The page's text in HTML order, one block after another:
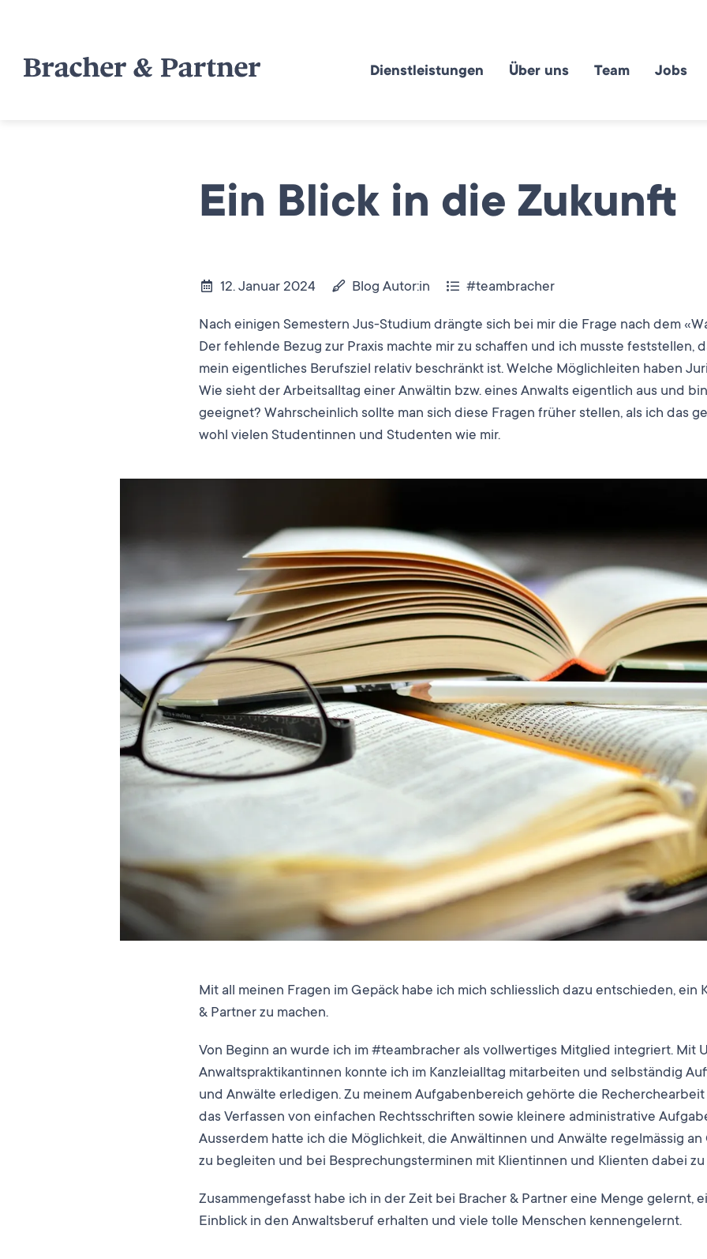
Dienstleistungen Über uns Team Jobs
Ein Blick in die Zukunft
12. Januar 2024 Blog Autor:in #teambracher
Nach einigen Semestern Jus-Studium drängte sich bei mir die Frage nach dem
Der fehlende Bezug zur Praxis machte mir zu schaffen und ich musste feststellen,
mein eigentliches Berufsziel relativ beschränkt ist. Welche Möglichleiten haben
Wie sieht der Arbeitsalltag einer Anwältin bzw. eines Anwalts eigentlich aus und
geeignet? Wahrscheinlich sollte man sich diese Fragen früher stellen, als ich das
wohl vielen Studentinnen und Studenten wie mir.
Mit all meinen Fragen im Gepäck habe ich mich schliesslich dazu entschieden, ein
& Partner zu machen.
Von Beginn an wurde ich im #teambracher als vollwertiges Mitglied integriert. Mit
Anwaltspraktikantinnen konnte ich im Kanzleialltag mitarbeiten und selbständig
und Anwälte erledigen. Zu meinem Aufgabenbereich gehörte die
das Verfassen von einfachen Rechtsschriften sowie kleinere administrative
Ausserdem hatte ich die Möglichkeit, die Anwältinnen und Anwälte regelmässig
zu begleiten und bei Besprechungsterminen mit Klientinnen und Klienten dabei zu
Zusammengefasst habe ich in der Zeit bei Bracher & Partner eine Menge gelernt,
Einblick in den Anwaltsberuf erhalten und viele tolle Menschen kennengelernt.